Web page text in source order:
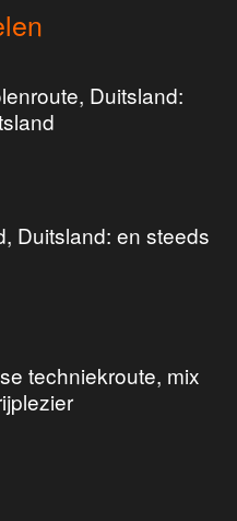
Duitsland:
Duitsland: en steeds
techniekroute, mix